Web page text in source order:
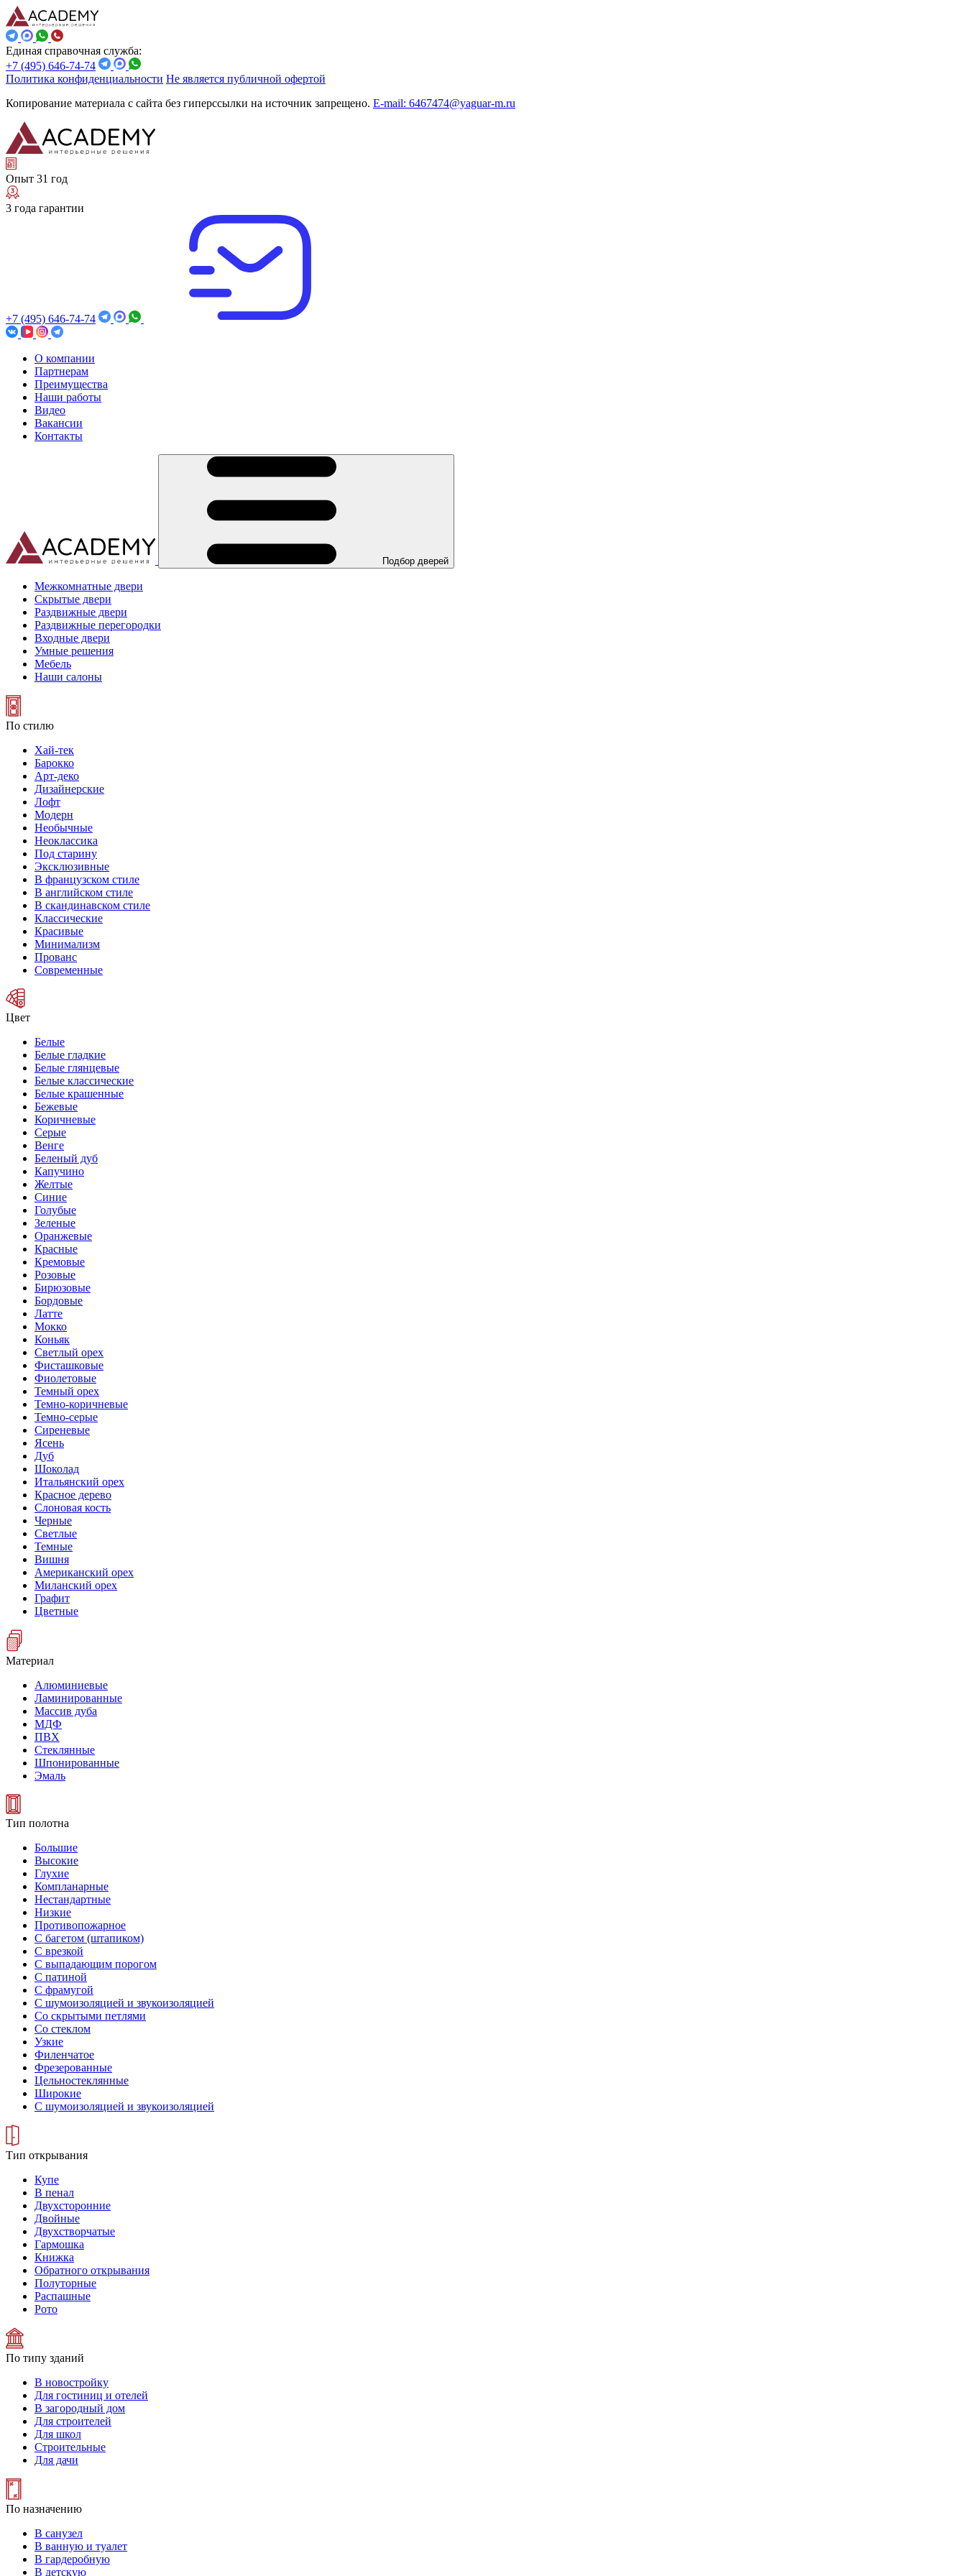
Единая справочная служба:
+7 (495) 646-74-74
Политика конфиденциальности Не является публичной офертой
Копирование материала с сайта без гиперссылки на источник запрещено. E-mail: 6467474@yaguar-m.ru
Опыт 31 год
3 года гарантии
+7 (495) 646-74-74
О компании
Партнерам
Преимущества
Наши работы
Видео
Вакансии
Контакты
Подбор дверей
Межкомнатные двери
Скрытые двери
Раздвижные двери
Раздвижные перегородки
Входные двери
Умные решения
Мебель
Наши салоны
По стилю
Хай-тек
Барокко
Арт-деко
Дизайнерские
Лофт
Модерн
Необычные
Неоклассика
Под старину
Эксклюзивные
В французском стиле
В английском стиле
В скандинавском стиле
Классические
Красивые
Минимализм
Прованс
Современные
Цвет
Белые
Белые гладкие
Белые глянцевые
Белые классические
Белые крашенные
Бежевые
Коричневые
Серые
Венге
Беленый дуб
Капучино
Желтые
Синие
Голубые
Зеленые
Оранжевые
Красные
Кремовые
Розовые
Бирюзовые
Бордовые
Латте
Мокко
Коньяк
Светлый орех
Фисташковые
Фиолетовые
Темный орех
Темно-коричневые
Темно-серые
Сиреневые
Ясень
Дуб
Шоколад
Итальянский орех
Красное дерево
Слоновая кость
Черные
Светлые
Темные
Вишня
Американский орех
Миланский орех
Графит
Цветные
Материал
Алюминиевые
Ламинированные
Массив дуба
МДФ
ПВХ
Стеклянные
Шпонированные
Эмаль
Тип полотна
Большие
Высокие
Глухие
Компланарные
Нестандартные
Низкие
Противопожарное
С багетом (штапиком)
С врезкой
С выпадающим порогом
С патиной
С фрамугой
С шумоизоляцией и звукоизоляцией
Со скрытыми петлями
Со стеклом
Узкие
Филенчатое
Фрезерованные
Цельностеклянные
Широкие
С шумоизоляцией и звукоизоляцией
Тип открывания
Купе
В пенал
Двухсторонние
Двойные
Двухстворчатые
Гармошка
Книжка
Обратного открывания
Полуторные
Распашные
Рото
По типу зданий
В новостройку
Для гостиниц и отелей
В загородный дом
Для строителей
Для школ
Строительные
Для дачи
По назначению
В санузел
В ванную и туалет
В гардеробную
В детскую